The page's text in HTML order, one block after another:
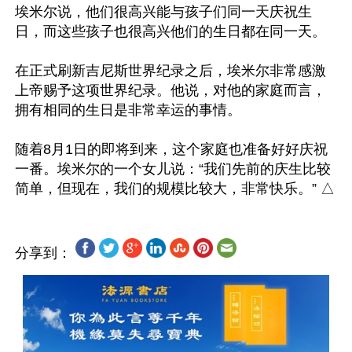
埃米尔说，他们很高兴能与孩子们同一天庆祝生
日，而这些孩子也很高兴他们的生日都在同一天。
在正式刷新吉尼斯世界纪录之后，埃米尔非常感激
上帝赐予这项世界纪录。他说，对他的家庭而言，
拥有相同的生日是非常幸运的事情。
随着8月1日的即将到来，这个家庭也准备好好庆祝
一番。埃米尔的一个女儿说：“我们先前的庆生比较
分享到：